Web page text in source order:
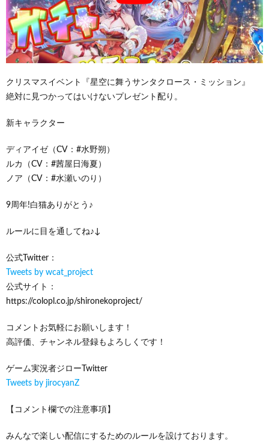
クリスマスイベント『星空に舞うサンタクロース・ミッション』
絶対に見つかってはいけないプレゼント配り。
新キャラクター
ディアイゼ（CV：#水野朔）
ルカ（CV：#茜屋日海夏）
ノア（CV：#水瀬いのり）
9周年!白猫ありがとう♪
ルールに目を通してね♪↓
公式Twitter：
Tweets by wcat_project
公式サイト：
https://colopl.co.jp/shironekoproject/
コメントお気軽にお願いします！
高評価、チャンネル登録もよろしくです！
ゲーム実況者ジローTwitter
Tweets by jirocyanZ
【コメント欄での注意事項】
みんなで楽しい配信にするためのルールを設けております。